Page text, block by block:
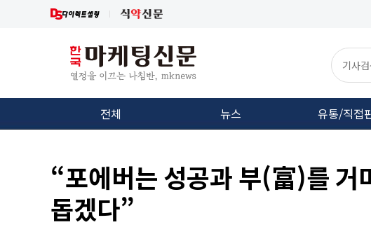
전체 뉴스 유통/직접
“포에버는 성공과 부(富)를 거
돕겠다”